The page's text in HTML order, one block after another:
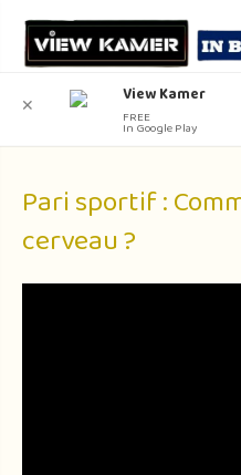
Pari sportif :
cerveau ?
✕ View Kamer
FREE
In Google Play